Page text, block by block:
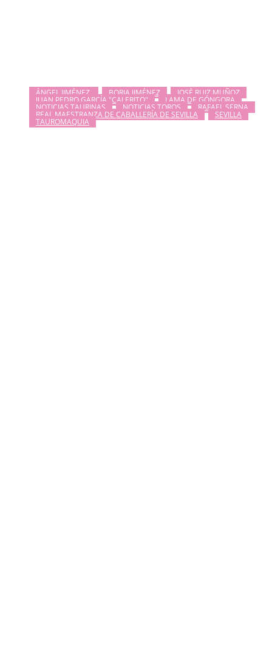
ÁNGEL JIMÉNEZ. BORJA JIMÉNEZ JOSÉ RUIZ MUÑOZ
JUAN PEDRO GARCÍA "CALERITO" LAMA DE GÓNGORA
NOTICIAS TAURINAS NOTICIAS TOROS RAFAEL SERNA
REAL MAESTRANZA DE CABALLERÍA DE SEVILLA SEVILLA
TAUROMAQUIA